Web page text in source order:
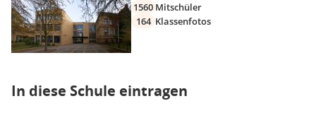
1560 Mitschüler
164 Klassenfotos
In diese Schule eintragen